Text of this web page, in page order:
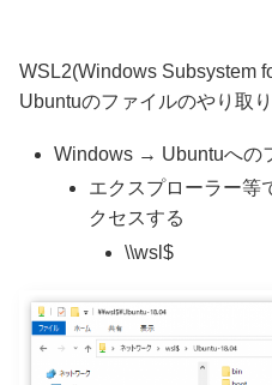
WSL2(Windows Subsystem
Ubuntuのファイルのやり取り
Windows → Ubuntuへの
エクスプローラー等
クセスする
\\wsl$